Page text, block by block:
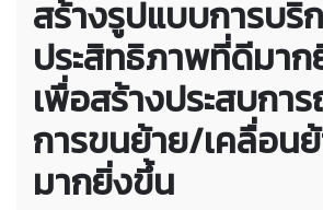
สร้างรูปแบบการบริ
ประสิทธิภาพที่ดีมา
เพื่อสร้างประสบกา
การขนย้าย/เคลื่อน
มากยิ่งขึ้น